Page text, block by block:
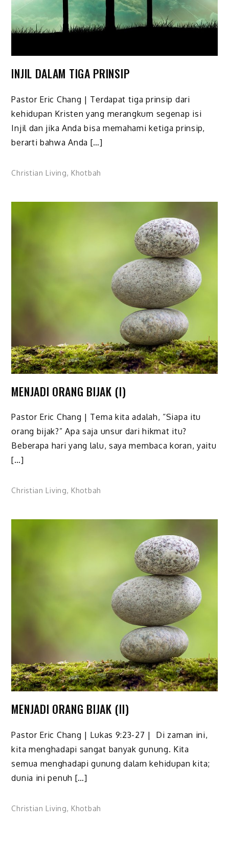
INJIL DALAM TIGA PRINSIP
Pastor Eric Chang | Terdapat tiga prinsip dari
kehidupan Kristen yang merangkum segenap isi
Injil dan jika Anda bisa memahami ketiga prinsip,
berarti bahwa Anda […]
Christian Living, Khotbah
MENJADI ORANG BIJAK (I)
Pastor Eric Chang | Tema kita adalah, “Siapa itu
orang bijak?” Apa saja unsur dari hikmat itu?
Beberapa hari yang lalu, saya membaca koran, yaitu
[…]
Christian Living, Khotbah
MENJADI ORANG BIJAK (II)
Pastor Eric Chang | Lukas 9:23-27 | Di zaman ini,
kita menghadapi sangat banyak gunung. Kita
semua menghadapi gunung dalam kehidupan kita;
dunia ini penuh […]
Christian Living, Khotbah